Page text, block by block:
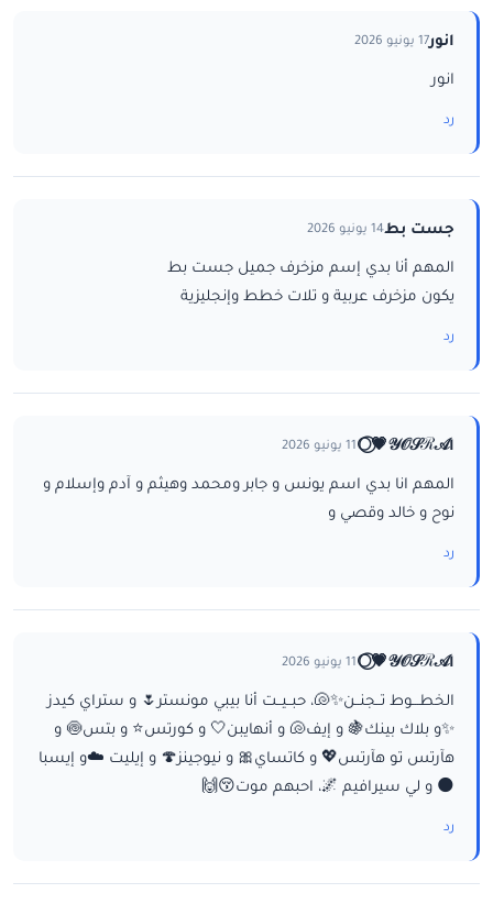
انور17 يونيو 2026
انور
رد
جست بط14 يونيو 2026
المهم أنا بدي إسم مزخرف جميل جست بط
يكون مزخرف عربية و تلات خطط وإنجليزية
رد
ا𝒴𝒪𝒮ℛ𝒜💗⃝🌕 11 يونيو 2026
المهم انا بدي اسم يونس و جابر ومحمد وهيثم و آدم وإسلام و
نوح و خالد وقصي و
رد
ا𝒴𝒪𝒮ℛ𝒜💗⃝🌕 11 يونيو 2026
الخطـــوط تــجنــن✨🐚، حبــيــت أنا بيبي مونستر🌷 و ستراي كيدز
✨و بلاك بينك🍇 و إيف🐚 و أنهايبن🤍 و كورتس⭐ و بتس🍥 و
هآرتس تو هآرتس💖 و كاتساي🎀 و نيوجينز🍄 و إيليت ☁️و إيسبا
🌑 و لي سيرافيم 🌌، احبهم موت😚🙌
رد